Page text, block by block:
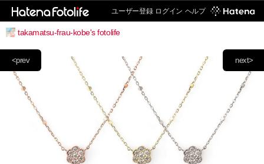
ユーザー登録 ログイン ヘルプ
takamatsu-frau-kobe's fotolife
next>
<prev